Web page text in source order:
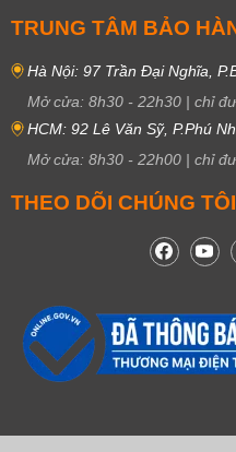
TRUNG TÂM BẢO
Hà Nội: 97 Trần Đại Nghĩa,
Mở cửa: 8h30 - 22h30 | chỉ
HCM: 92 Lê Văn Sỹ, P.Phú
Mở cửa: 8h30 - 22h00 | chỉ
THEO DÕI CHÚNG